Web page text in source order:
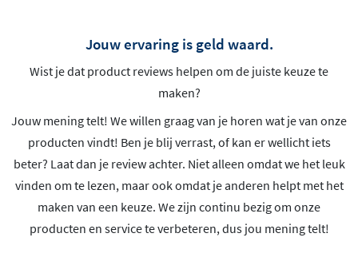
Jouw ervaring is geld waard.
Wist je dat product reviews helpen om de juiste keuze te
maken?
Jouw mening telt! We willen graag van je horen wat je van onze
producten vindt! Ben je blij verrast, of kan er wellicht iets
beter? Laat dan je review achter. Niet alleen omdat we het leuk
vinden om te lezen, maar ook omdat je anderen helpt met het
maken van een keuze. We zijn continu bezig om onze
producten en service te verbeteren, dus jou mening telt!